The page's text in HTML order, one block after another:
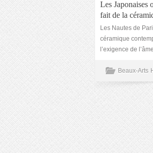
Les Japonaises
fait de la
Les Nautes de
céramique
l’exigence de
Beaux-Arts